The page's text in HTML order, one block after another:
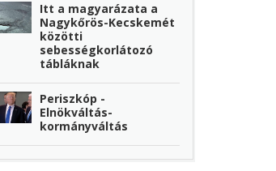
Itt a magyarázata a
Nagykőrös-Kecskemét
közötti
sebességkorlátozó
tábláknak
Periszkóp -
Elnökváltás-
kormányváltás